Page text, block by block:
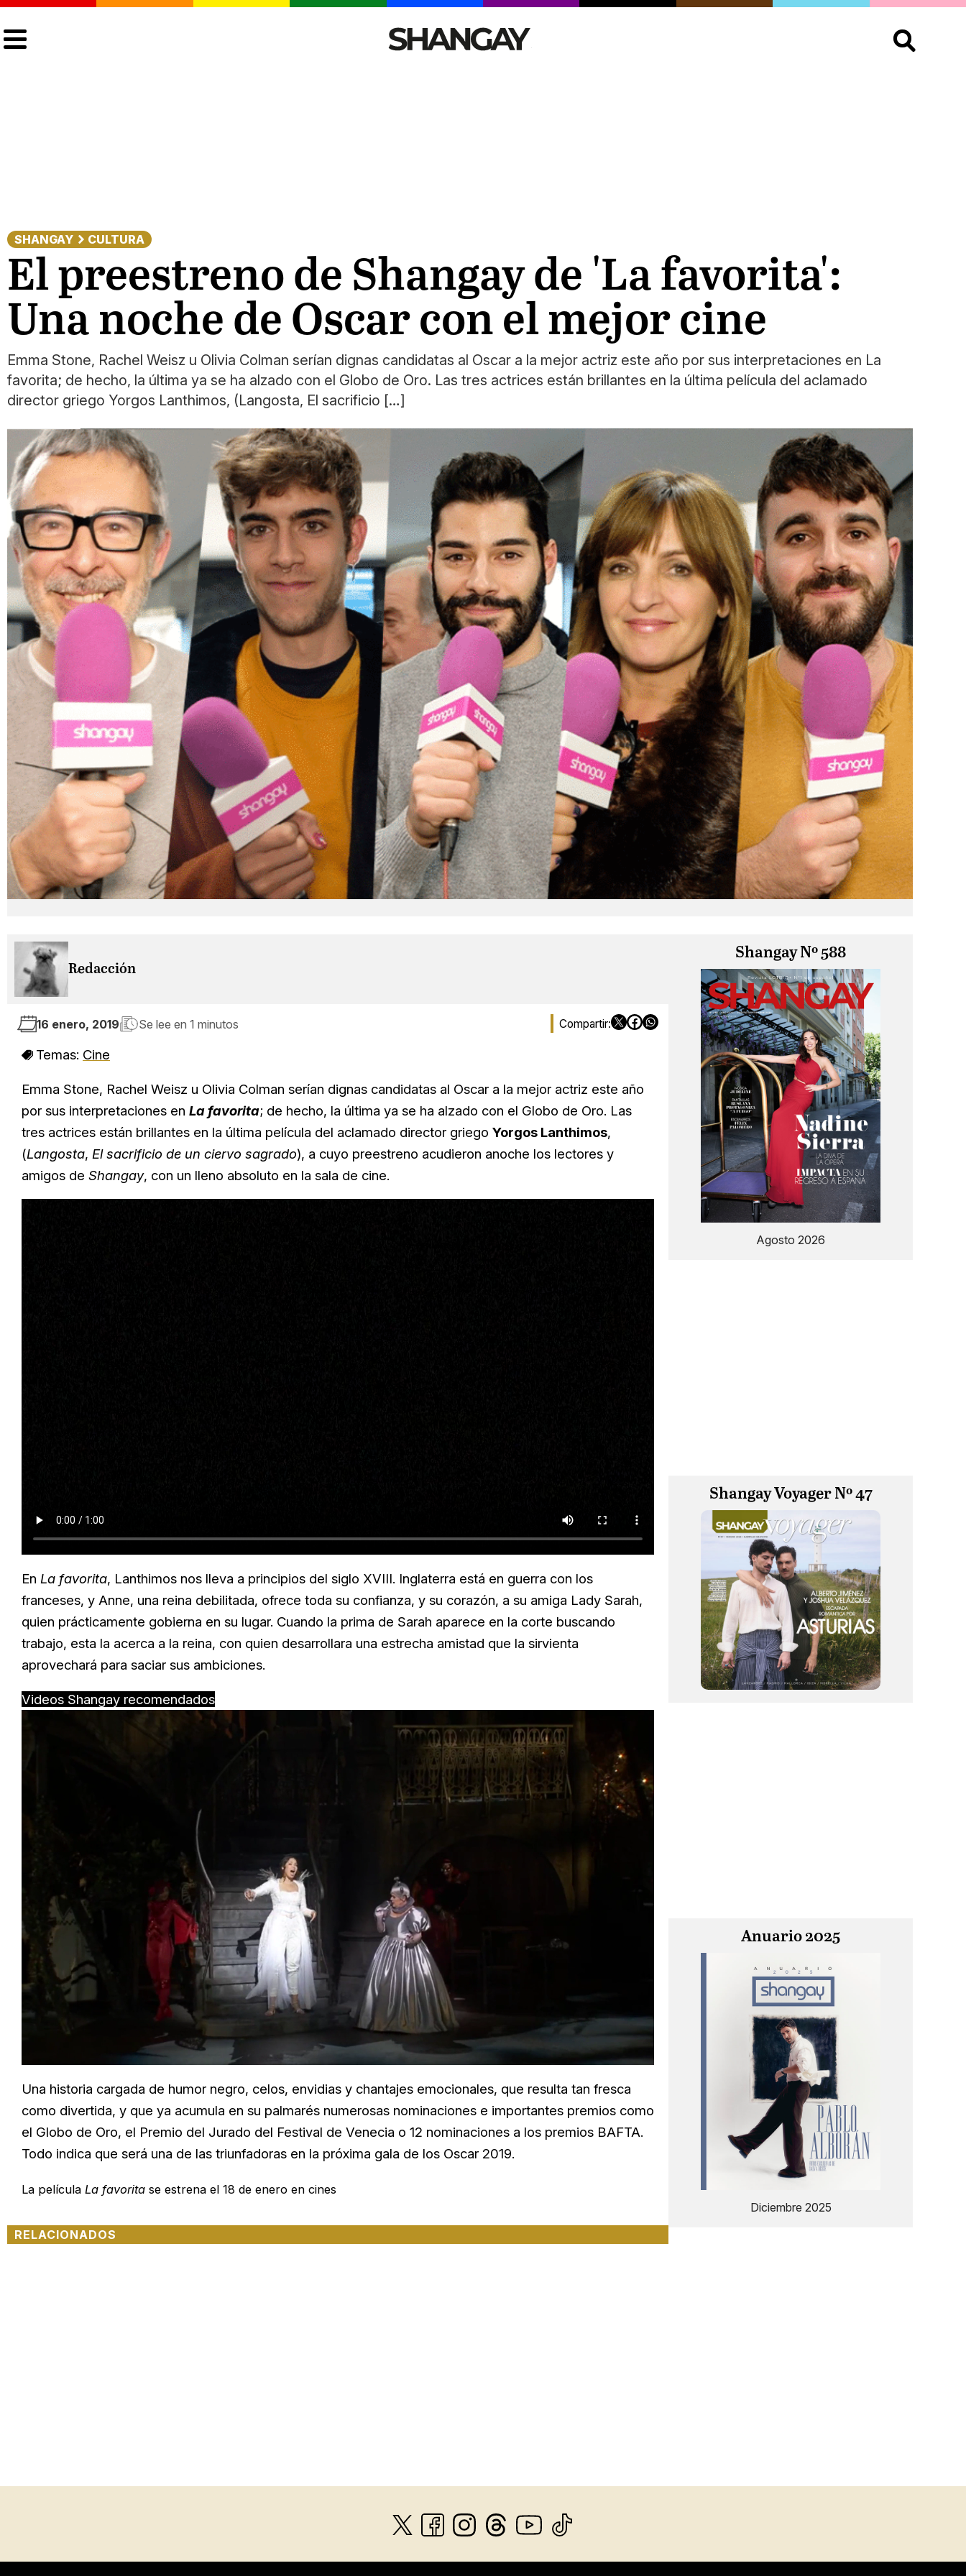
Buscar:
SHANGAY CULTURA
El preestreno de Shangay de 'La favorita':
Una noche de Oscar con el mejor cine
Emma Stone, Rachel Weisz u Olivia Colman serían dignas candidatas al Oscar a la mejor actriz este año por sus interpretaciones en La
favorita; de hecho, la última ya se ha alzado con el Globo de Oro. Las tres actrices están brillantes en la última película del aclamado
director griego Yorgos Lanthimos, (Langosta, El sacrificio […]
Redacción
16 enero, 2019 Se lee en 1 minutos
Temas: Cine
Emma Stone, Rachel Weisz u Olivia Colman serían dignas candidatas al Oscar a la mejor actriz este año
por sus interpretaciones en La favorita; de hecho, la última ya se ha alzado con el Globo de Oro. Las
tres actrices están brillantes en la última película del aclamado director griego Yorgos Lanthimos,
(Langosta, El sacrificio de un ciervo sagrado), a cuyo preestreno acudieron anoche los lectores y
amigos de Shangay, con un lleno absoluto en la sala de cine.
En La favorita, Lanthimos nos lleva a principios del siglo XVIII. Inglaterra está en guerra con los
franceses, y Anne, una reina debilitada, ofrece toda su confianza, y su corazón, a su amiga Lady Sarah,
quien prácticamente gobierna en su lugar. Cuando la prima de Sarah aparece en la corte buscando
trabajo, esta la acerca a la reina, con quien desarrollara una estrecha amistad que la sirvienta
aprovechará para saciar sus ambiciones.
Videos Shangay recomendados
25.99%
Una historia cargada de humor negro, celos, envidias y chantajes emocionales, que resulta tan fresca
como divertida, y que ya acumula en su palmarés numerosas nominaciones e importantes premios como
el Globo de Oro, el Premio del Jurado del Festival de Venecia o 12 nominaciones a los premios BAFTA.
Todo indica que será una de las triunfadoras en la próxima gala de los Oscar 2019.
La película La favorita se estrena el 18 de enero en cines
RELACIONADOS
Shangay Nº 588
Agosto 2026
Shangay Voyager Nº 47
Anuario 2025
Diciembre 2025